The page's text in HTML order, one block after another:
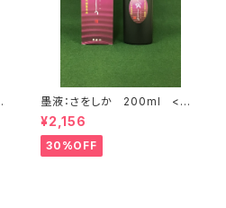
墨液：さをしか 200ml <商
品番号1625>
¥2,156
30%OFF